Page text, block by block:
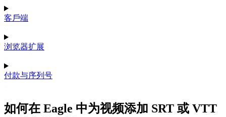
客戶端
浏览器扩展
付款与序列号
如何在 Eagle 中为视频添加 SRT 或 VTT